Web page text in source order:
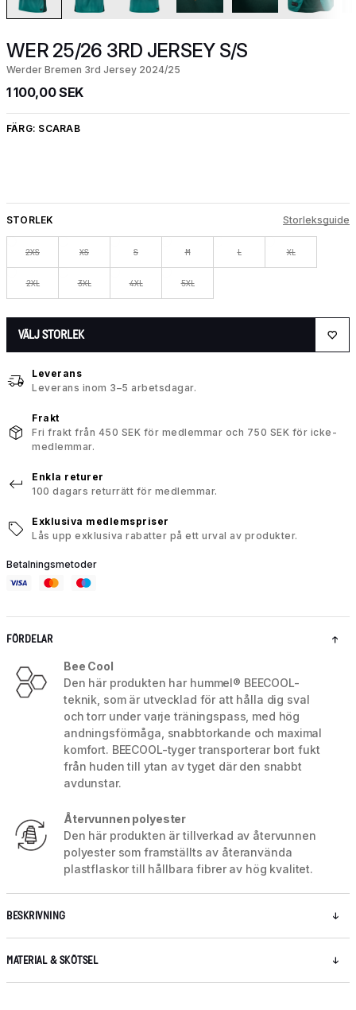
WER 25/26 3RD JERSEY S/S
Werder Bremen 3rd Jersey 2024/25
1 100,00 SEK
FÄRG: SCARAB
STORLEK Storleksguide
2XS XS S M L XL
2XL 3XL 4XL 5XL
VÄLJ STORLEK
Leverans
Leverans inom 3–5 arbetsdagar.
Frakt
Fri frakt från 450 SEK för medlemmar och 750 SEK för icke-
medlemmar.
Enkla returer
100 dagars returrätt för medlemmar.
Exklusiva medlemspriser
Lås upp exklusiva rabatter på ett urval av produkter.
Betalningsmetoder
FÖRDELAR
Bee Cool
Den här produkten har hummel® BEECOOL-
teknik, som är utvecklad för att hålla dig sval
och torr under varje träningspass, med hög
andningsförmåga, snabbtorkande och maximal
komfort. BEECOOL-tyger transporterar bort fukt
från huden till ytan av tyget där den snabbt
avdunstar.
Återvunnen polyester
Den här produkten är tillverkad av återvunnen
polyester som framställts av återanvända
plastflaskor till hållbara fibrer av hög kvalitet.
BESKRIVNING
MATERIAL & SKÖTSEL